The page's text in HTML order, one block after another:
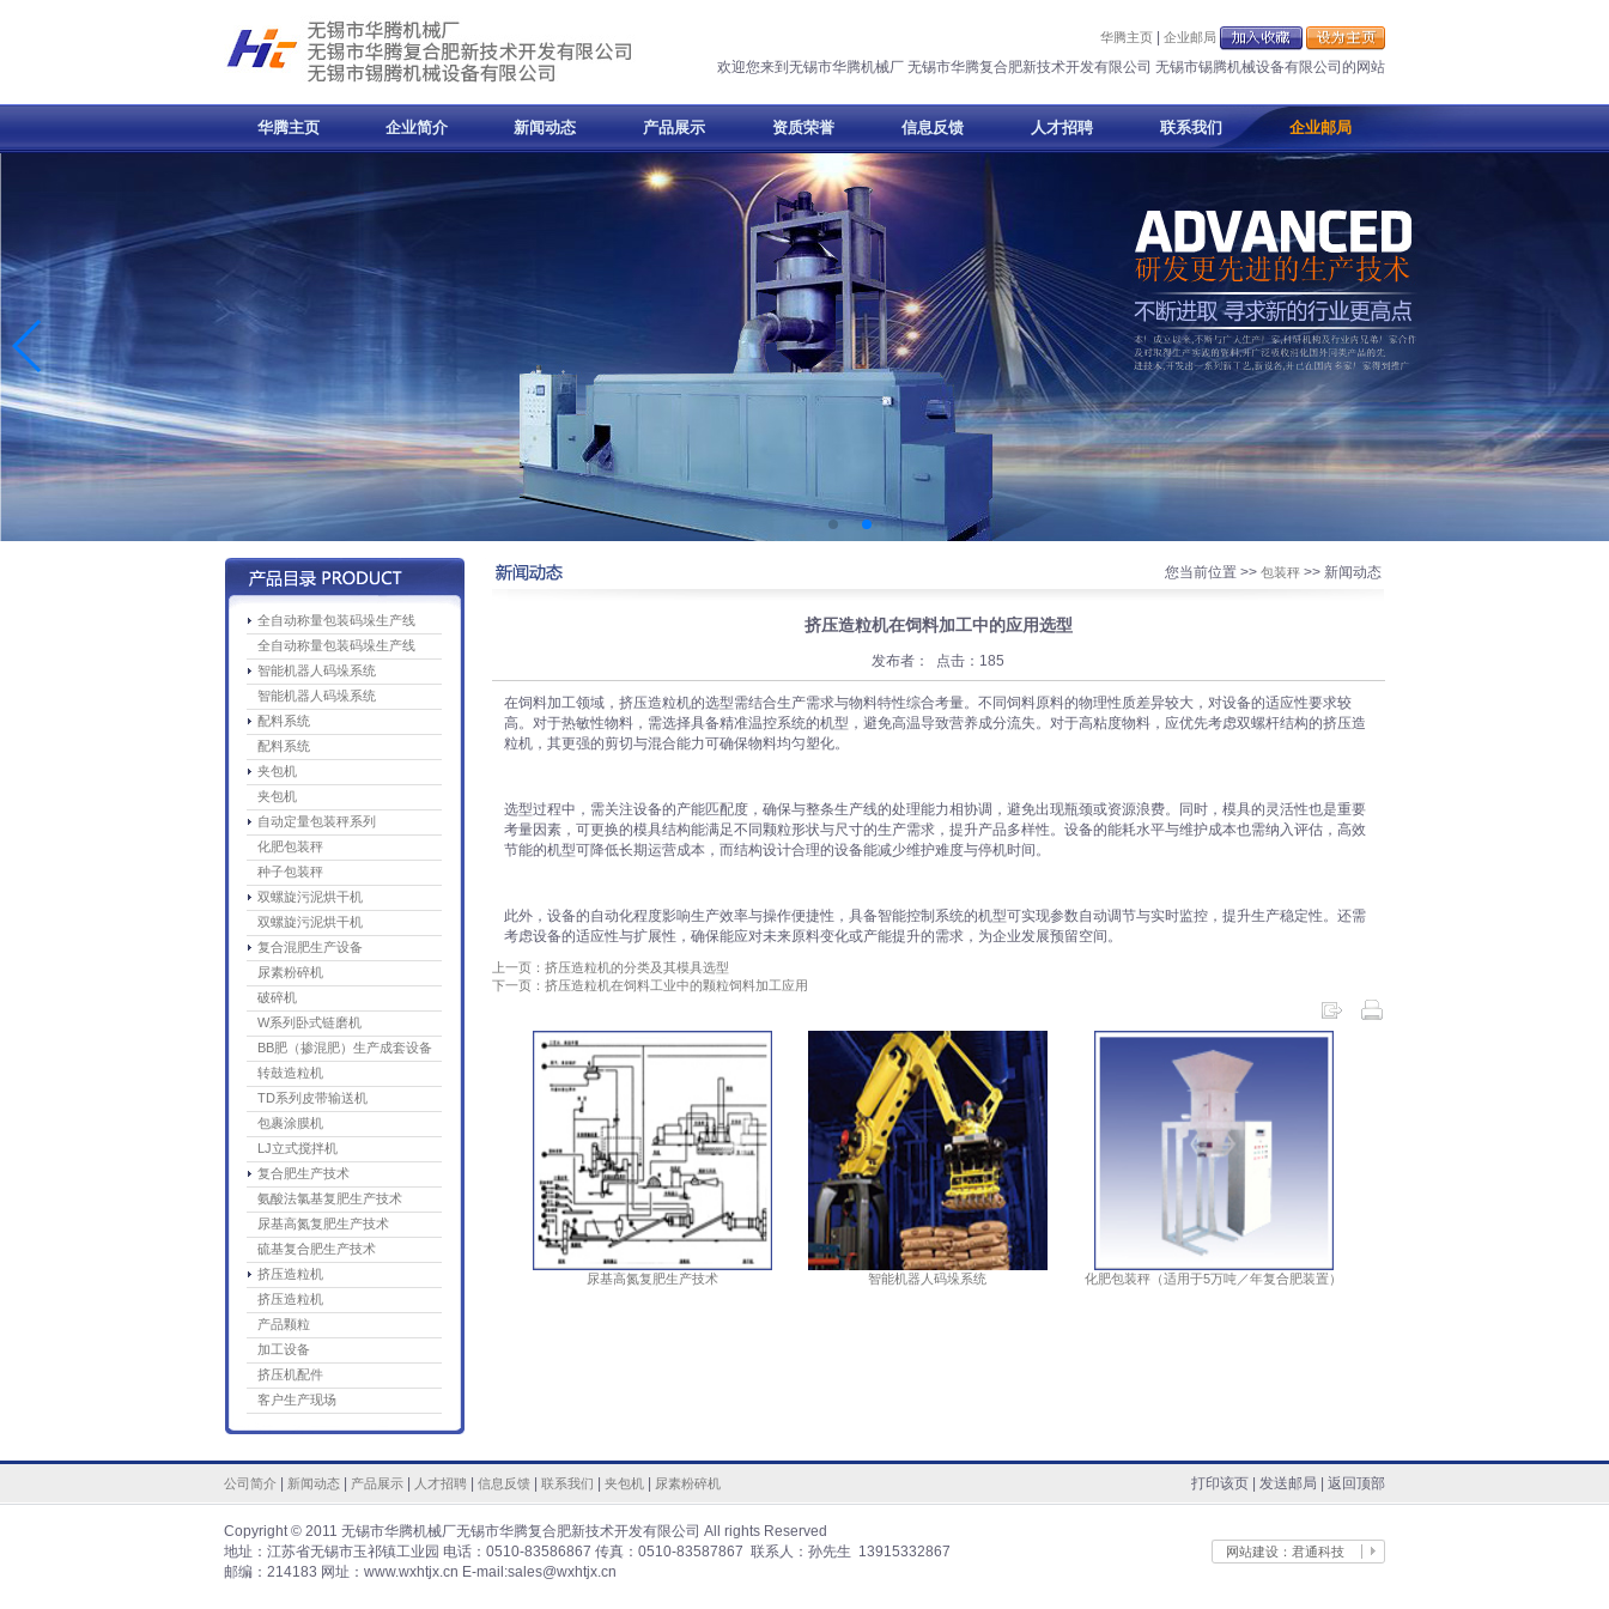
华腾主页 企业邮局
欢迎您来到无锡市华腾机械厂 无锡市华腾复合肥新技术开发有限公司 无锡市锡腾机械设备有限公司的网站
华腾主页 企业简介 新闻动态 产品展示 资质荣誉 信息反馈 人才招聘 联系我们 企业邮局
全自动称量包装码垛生产线
全自动称量包装码垛生产线
智能机器人码垛系统
智能机器人码垛系统
配料系统
配料系统
夹包机
夹包机
自动定量包装秤系列
化肥包装秤
种子包装秤
双螺旋污泥烘干机
双螺旋污泥烘干机
复合混肥生产设备
尿素粉碎机
破碎机
W系列卧式链磨机
BB肥（掺混肥）生产成套设备
转鼓造粒机
TD系列皮带输送机
包裹涂膜机
LJ立式搅拌机
复合肥生产技术
氨酸法氯基复肥生产技术
尿基高氮复肥生产技术
硫基复合肥生产技术
挤压造粒机
挤压造粒机
产品颗粒
加工设备
挤压机配件
客户生产现场
您当前位置 >> 包装秤 >> 新闻动态
挤压造粒机在饲料加工中的应用选型
发布者： 点击：185
在饲料加工领域，挤压造粒机的选型需结合生产需求与物料特性综合考量。不同饲料原料的物理性质差异较大，对设备的适应性要求较
高。对于热敏性物料，需选择具备精准温控系统的机型，避免高温导致营养成分流失。对于高粘度物料，应优先考虑双螺杆结构的挤压造
粒机，其更强的剪切与混合能力可确保物料均匀塑化。
选型过程中，需关注设备的产能匹配度，确保与整条生产线的处理能力相协调，避免出现瓶颈或资源浪费。同时，模具的灵活性也是重要
考量因素，可更换的模具结构能满足不同颗粒形状与尺寸的生产需求，提升产品多样性。设备的能耗水平与维护成本也需纳入评估，高效
节能的机型可降低长期运营成本，而结构设计合理的设备能减少维护难度与停机时间。
此外，设备的自动化程度影响生产效率与操作便捷性，具备智能控制系统的机型可实现参数自动调节与实时监控，提升生产稳定性。还需
考虑设备的适应性与扩展性，确保能应对未来原料变化或产能提升的需求，为企业发展预留空间。
上一页：挤压造粒机的分类及其模具选型
下一页：挤压造粒机在饲料工业中的颗粒饲料加工应用
尿基高氮复肥生产技术 智能机器人码垛系统 化肥包装秤（适用于5万吨／年复合肥装置）
公司简介 新闻动态 产品展示 人才招聘 信息反馈 联系我们 夹包机 尿素粉碎机 打印该页 | 发送邮局 | 返回顶部
Copyright © 2011 无锡市华腾机械厂无锡市华腾复合肥新技术开发有限公司 All rights Reserved
地址：江苏省无锡市玉祁镇工业园 电话：0510-83586867 传真：0510-83587867 联系人：孙先生 13915332867
邮编：214183 网址：www.wxhtjx.cn E-mail:sales@wxhtjx.cn
网站建设：君通科技